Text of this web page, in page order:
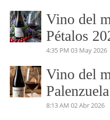
Vino del
Pétalos
4:35 PM 03 May 2026
Vino del
8:13 AM 02 Abr 2026